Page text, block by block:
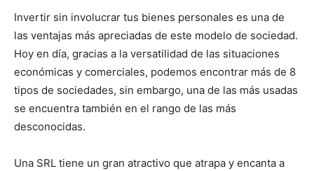
Invertir sin involucrar tus bienes personales es una de
las ventajas más apreciadas de este modelo de sociedad.
Hoy en día, gracias a la versatilidad de las situaciones
económicas y comerciales, podemos encontrar más de 8
tipos de sociedades, sin embargo, una de las más usadas
se encuentra también en el rango de las más
desconocidas.
Una SRL tiene un gran atractivo que atrapa y encanta a